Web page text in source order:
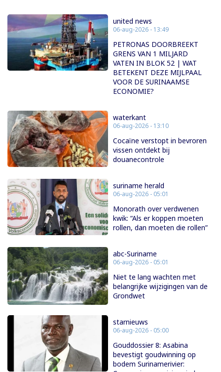
united news
06-aug-2026 - 13:49
PETRONAS DOORBREEKT
GRENS VAN 1 MILJARD
VATEN IN BLOK 52 | WAT
BETEKENT DEZE MIJLPAAL
VOOR DE SURINAAMSE
ECONOMIE?
waterkant
06-aug-2026 - 13:10
Cocaïne verstopt in bevroren
vissen ontdekt bij
douanecontrole
suriname herald
06-aug-2026 - 05:01
Monorath over verdwenen
kwik: “Als er koppen moeten
rollen, dan moeten die rollen”
abc-Suriname
06-aug-2026 - 05:01
Niet te lang wachten met
belangrijke wijzigingen van de
Grondwet
starnieuws
06-aug-2026 - 05:00
Gouddossier 8: Asabina
bevestigt goudwinning op
bodem Surinamerivier: